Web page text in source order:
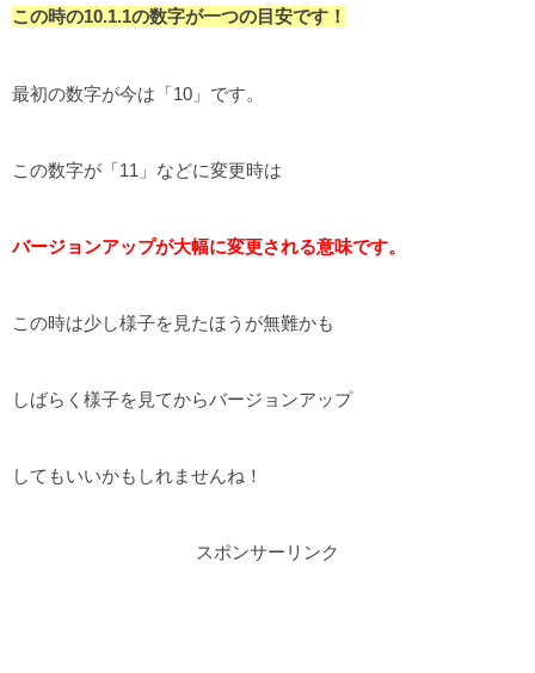
この時の10.1.1の数字が一つの目安です！
最初の数字が今は「10」です。
この数字が「11」などに変更時は
バージョンアップが大幅に変更される意味です。
この時は少し様子を見たほうが無難かも
しばらく様子を見てからバージョンアップ
してもいいかもしれませんね！
スポンサーリンク